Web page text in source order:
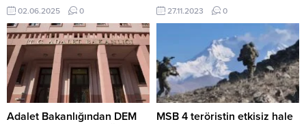
renklendi BURDUR-BHA
Burdur’un eski AK Parti İl Başkanı
Avukat Ömer Bütüner, sosyal
medya hesabından yaptığı
paylaşımda, bazı bürokratların
vatandaşa yönelik tutumlarını
eleştirdi. Bütüner, bu
davranışların partinin imajına zarar
verebileceğini ifade etti.
02.06.2025 0
ANKARA – BHA ASKİ Genel
Müdürlüğü, yağışlar sonrası
meydana gelebilecek su
baskınlarının neden olabileceği
can kayıpları ve maddi zararları
önlemek için Başkent genelinde
çalışmalarını sürdürüyor. Akarsu
ve dere yataklarının ıslah
çalışmalarına devam eden ekipler,
27.11.2023 0
Adalet Bakanlığından DEM
MSB 4 teröristin etkisiz hale